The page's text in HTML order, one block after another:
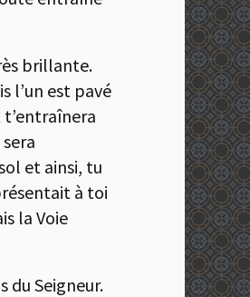
brillante.
l’un est pavé
et ainsi, tu
à toi
la Voie
du Seigneur.